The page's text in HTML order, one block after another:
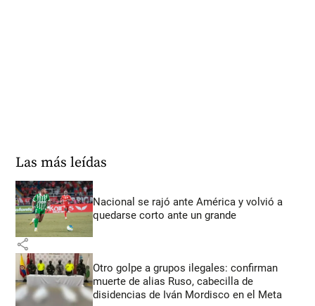
Las más leídas
Nacional se rajó ante América y volvió a
quedarse corto ante un grande
share
Otro golpe a grupos ilegales: confirman
muerte de alias Ruso, cabecilla de
disidencias de Iván Mordisco en el Meta